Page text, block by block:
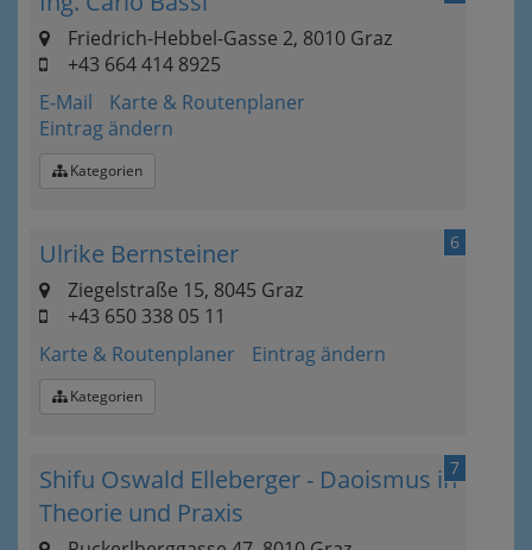
Friedrich-Hebbel-Gasse 2, 8010 Graz
+43 664 414 8925
E-Mail
Karte & Routenplaner
Eintrag ändern
Kategorien
6
Ulrike Bernsteiner
Ziegelstraße 15, 8045 Graz
+43 650 338 05 11
Karte & Routenplaner
Eintrag ändern
Kategorien
7
Shifu Oswald Elleberger - Daoismus in
Theorie und Praxis